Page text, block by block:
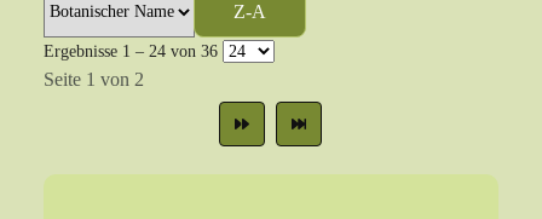
Z-A
Ergebnisse 1 – 24 von 36
Seite 1 von 2